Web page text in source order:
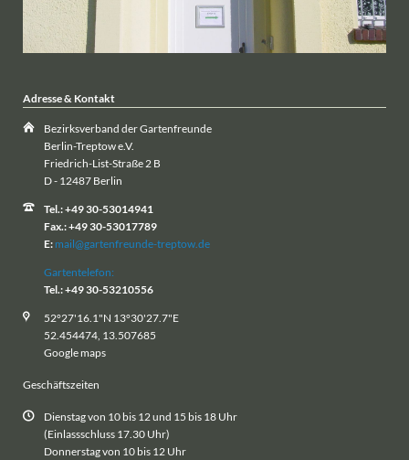
Adresse & Kontakt
Bezirksverband der Gartenfreunde
Berlin-Treptow e.V.
Friedrich-List-Straße 2 B
D - 12487 Berlin
Tel.: +49 30-53014941
Fax.: +49 30-53017789
E: mail@gartenfreunde-treptow.de
Gartentelefon:
Tel.: +49 30-53210556
52°27'16.1"N 13°30'27.7"E
52.454474, 13.507685
Google maps
Geschäftszeiten
Dienstag von 10 bis 12 und 15 bis 18 Uhr
(Einlassschluss 17.30 Uhr)
Donnerstag von 10 bis 12 Uhr